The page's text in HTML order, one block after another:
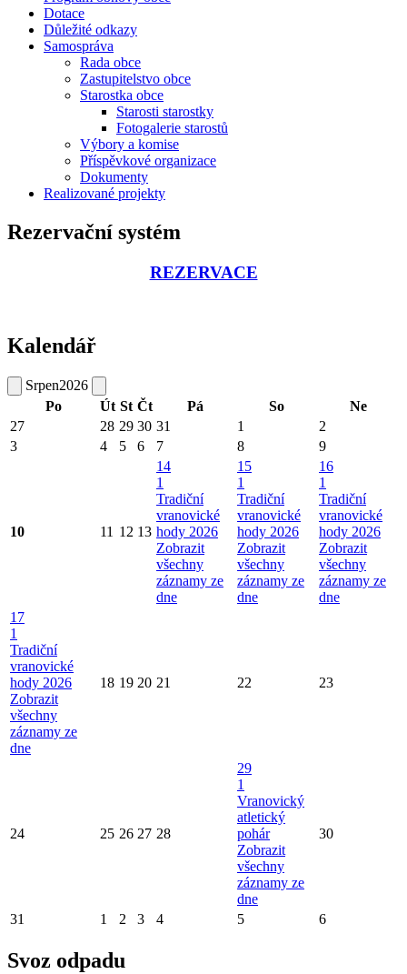
Dotace
Důležité odkazy
Samospráva
Rada obce
Zastupitelstvo obce
Starostka obce
Starosti starostky
Fotogalerie starostů
Výbory a komise
Příspěvkové organizace
Dokumenty
Realizované projekty
Rezervační systém
REZERVACE
Kalendář
Srpen2026
Po
Út St Čt Pá So
Ne
27
28 29 30 31 1
2
3
4 5 6 7 8 9
10 11 12 13
14
1
Tradiční
vranovické
hody 2026
Zobrazit
všechny
záznamy ze
dne
15
1
Tradiční
vranovické
hody 2026
Zobrazit
všechny
záznamy ze
dne
16
1
Tradiční
vranovické
hody 2026
Zobrazit
všechny
záznamy ze
dne
17
1
Tradiční
vranovické
hody 2026
Zobrazit
všechny
záznamy ze
dne
18 19 20 21 22 23
24 25 26 27 28
29
1
Vranovický
atletický
pohár
Zobrazit
všechny
záznamy ze
dne
30
31 1 2 3 4 5 6
Svoz odpadu